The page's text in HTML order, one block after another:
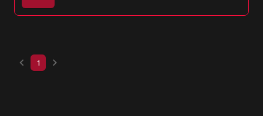
keyboard_arrow_left 1 keyboard_arrow_right